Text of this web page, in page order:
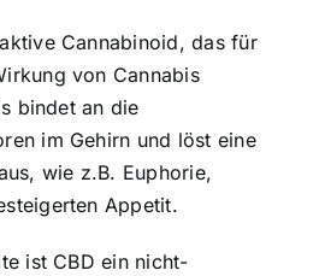
Cannabinoid, das für
von Cannabis
bindet an die
im Gehirn und löst eine
wie z.B. Euphorie,
Appetit.
ist CBD ein nicht-